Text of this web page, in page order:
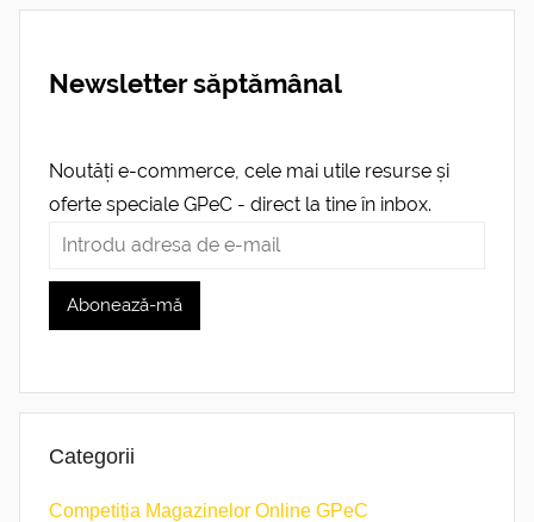
Newsletter săptămânal
Noutăți e-commerce, cele mai utile resurse și
oferte speciale GPeC - direct la tine în inbox.
Categorii
Competiția Magazinelor Online GPeC